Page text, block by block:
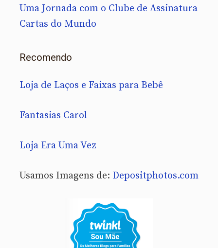
Uma Jornada com o Clube de Assinatura
Cartas do Mundo
Recomendo
Loja de Laços e Faixas para Bebê
Fantasias Carol
Loja Era Uma Vez
Usamos Imagens de: Depositphotos.com